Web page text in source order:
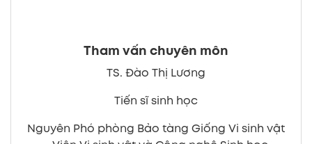
Tham vấn chuyên môn
TS. Đào Thị Lương
Tiến sĩ sinh học
Nguyên Phó phòng Bảo tàng Giống Vi sinh vật